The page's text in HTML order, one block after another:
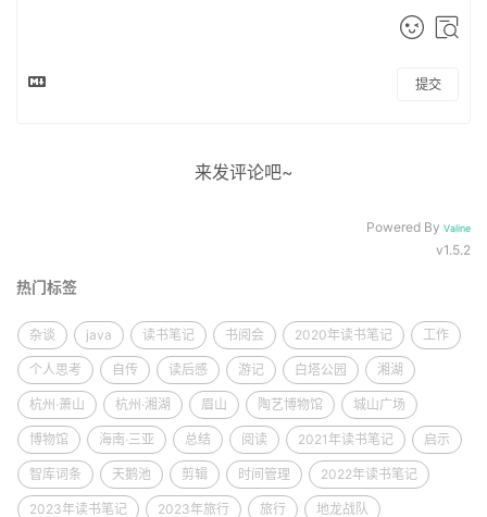
提交
来发评论吧~
Powered By Valine
v1.5.2
热门标签
杂谈 java 读书笔记 书阅会 2020年读书笔记 工作
个人思考 自传 读后感 游记 白塔公园 湘湖
杭州·萧山 杭州·湘湖 眉山 陶艺博物馆 城山广场
博物馆 海南·三亚 总结 阅读 2021年读书笔记 启示
智库词条 天鹅池 剪辑 时间管理 2022年读书笔记
2023年读书笔记 2023年旅行 旅行 地龙战队